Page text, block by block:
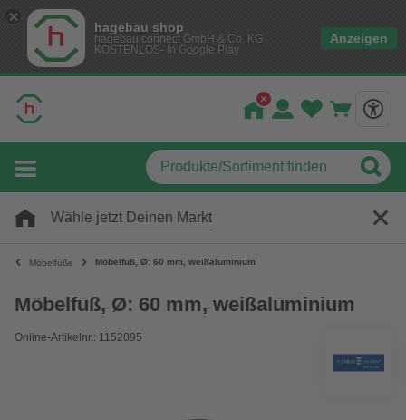
hagebau shop
hagebau connect GmbH & Co. KG
KOSTENLOS- In Google Play
Anzeigen
Wähle jetzt Deinen Markt
Möbelfüße Möbelfuß, Ø: 60 mm, weißaluminium
Möbelfuß, Ø: 60 mm, weißaluminium
Online-Artikelnr.: 1152095